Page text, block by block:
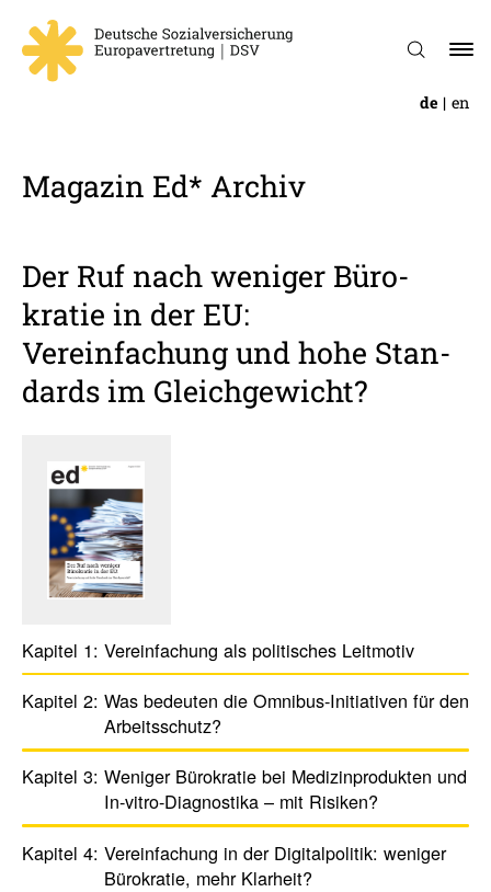
de en
Magazin Ed* Archiv
Der Ruf nach weniger ­Büro­
kratie in der EU:
Verein­fa­chung und hohe Stan­
dards im Gleich­ge­wicht?
Kapitel 1: Verein­fa­chung als poli­ti­sches ­Leit­motiv
Kapitel 2: Was bedeuten die Omnibus-­Initia­tiven für den
Arbeits­schutz?
Kapitel 3: Weniger Büro­kratie bei Medizin­produkten und
In-vitro-Diagnos­tika – mit Risiken?
Kapitel 4: Verein­fa­chung in der Digi­tal­po­litik: weniger
Büro­kratie, mehr Klar­heit?